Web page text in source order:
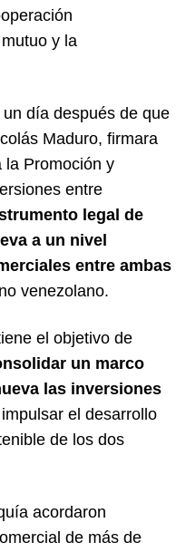
y la
día después de que
Maduro, firmara
la Promoción y
entre
legal de
a un nivel
entre ambas
venezolano.
el objetivo de
un marco
las inversiones
el desarrollo
de los dos
acordaron
de más de